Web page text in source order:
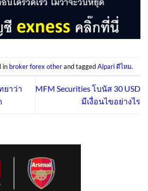
in broker forex otherand taggedAlpari ดีไหม.
ยาว่า
MFM Securities โบนัส 30 USD
มีเงื่อนไขอย่างไร